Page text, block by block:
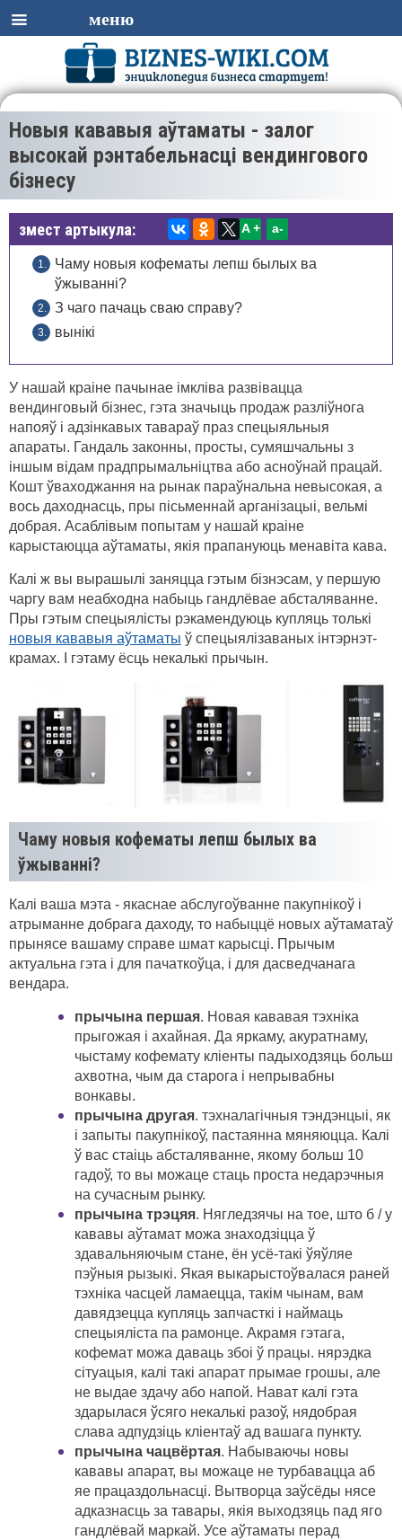
Новыя кававыя аўтаматы - залог
высокай рэнтабельнасці вендингового
бізнесу
змест артыкула:
Чаму новыя кофематы лепш былых ва
ўжыванні?
З чаго пачаць сваю справу?
вынікі
A + а-
У нашай краіне пачынае імкліва развівацца
вендинговый бізнес, гэта значыць продаж разліўнога
напояў і адзінкавых тавараў праз спецыяльныя
апараты. Гандаль законны, просты, сумяшчальны з
іншым відам прадпрымальніцтва або асноўнай працай.
Кошт ўваходжання на рынак параўнальна невысокая, а
вось даходнасць, пры пісьменнай арганізацыі, вельмі
добрая. Асаблівым попытам у нашай краіне
карыстаюцца аўтаматы, якія прапануюць менавіта кава.
Калі ж вы вырашылі заняцца гэтым бізнэсам, у першую
чаргу вам неабходна набыць гандлёвае абсталяванне.
Пры гэтым спецыялісты рэкамендуюць купляць толькі
новыя кававыя аўтаматы ў спецыялізаваных інтэрнэт-
крамах. І гэтаму ёсць некалькі прычын.
Чаму новыя кофематы лепш былых ва
ўжыванні?
Калі ваша мэта - якаснае абслугоўванне пакупнікоў і
атрыманне добрага даходу, то набыццё новых аўтаматаў
прынясе вашаму справе шмат карысці. Прычым
актуальна гэта і для пачаткоўца, і для дасведчанага
вендара.
прычына першая. Новая кававая тэхніка
прыгожая і ахайная. Да яркаму, акуратнаму,
чыстаму кофемату кліенты падыходзяць больш
ахвотна, чым да старога і непрывабны
вонкавы.
прычына другая. тэхналагічныя тэндэнцыі, як
і запыты пакупнікоў, пастаянна мяняюцца. Калі
ў вас стаіць абсталяванне, якому больш 10
гадоў, то вы можаце стаць проста недарэчныя
на сучасным рынку.
прычына трэцяя. Нягледзячы на ​​тое, што б / у
кававы аўтамат можа знаходзіцца ў
здавальняючым стане, ён усё-такі ўяўляе
пэўныя рызыкі. Якая выкарыстоўвалася раней
тэхніка часцей ламаецца, такім чынам, вам
давядзецца купляць запчасткі і наймаць
спецыяліста па рамонце. Акрамя гэтага,
кофемат можа даваць збоі ў працы. нярэдка
сітуацыя, калі такі апарат прымае грошы, але
не выдае здачу або напой. Нават калі гэта
здарылася ўсяго некалькі разоў, нядобрая
слава адпудзіць кліентаў ад вашага пункту.
прычына чацвёртая. Набываючы новы
кававы апарат, вы можаце не турбавацца аб
яе працаздольнасці. Вытворца заўсёды нясе
адказнасць за тавары, якія выходзяць пад яго
гандлёвай маркай. Усе аўтаматы перад
меню